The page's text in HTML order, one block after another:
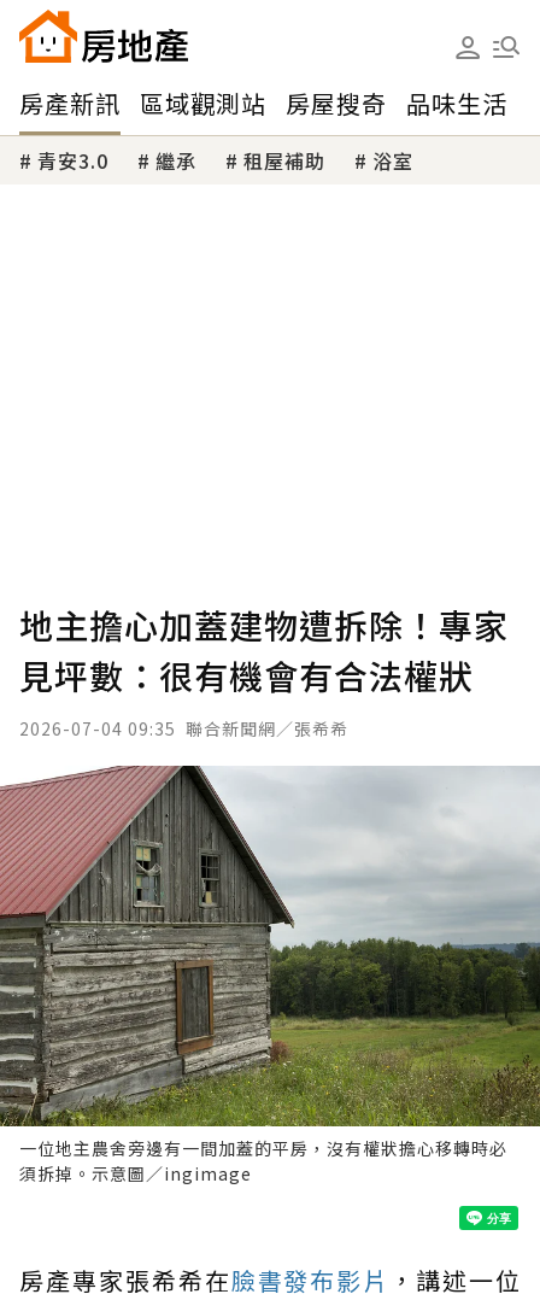
房產新訊 區域觀測站 房屋搜奇 品味生活
青安3.0 繼承 租屋補助 浴室
地主擔心加蓋建物遭拆除！專家
見坪數：很有機會有合法權狀
2026-07-04 09:35 聯合新聞網／張希希
一位地主農舍旁邊有一間加蓋的平房，沒有權狀擔心移轉時必
須拆掉。示意圖／ingimage
房產專家張希希在臉書發布影片 ，講述一位